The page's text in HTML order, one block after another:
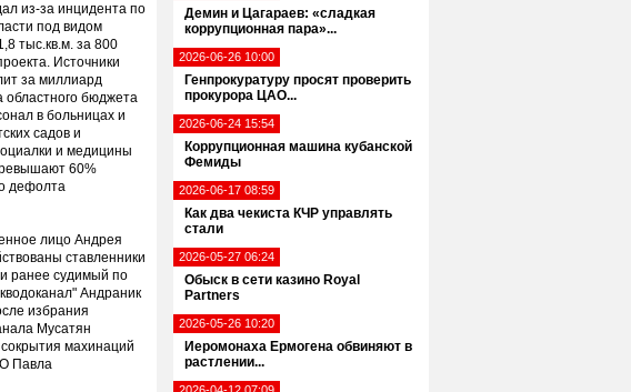
Демин и Цагараев: «сладкая
коррупционная пара»...
2026-06-26 10:00
Генпрокуратуру просят проверить
прокурора ЦАО...
2026-06-24 15:54
Коррупционная машина кубанской
Фемиды
2026-06-17 08:59
Как два чекиста КЧР управлять
стали
2026-05-27 06:24
Обыск в сети казино Royal
Partners
2026-05-26 10:20
Иеромонаха Ермогена обвиняют в
растлении...
из-за инцидента по
под видом
тыс.кв.м. за 800
Источники
за миллиард
областного бюджета
в больницах и
садов и
и медицины
60%
дефолта
лицо Андрея
ставленники
ранее судимый по
Андраник
избрания
Мусатян
махинаций
Павла